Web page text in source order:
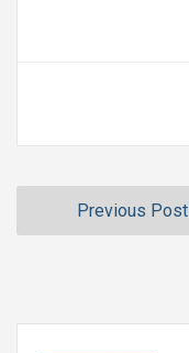
Previous Post